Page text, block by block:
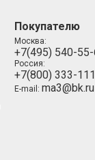
Покупателю
Москва:
+7(495) 540-
Россия:
+7(800) 333-
E-mail: ma3@bk.ru